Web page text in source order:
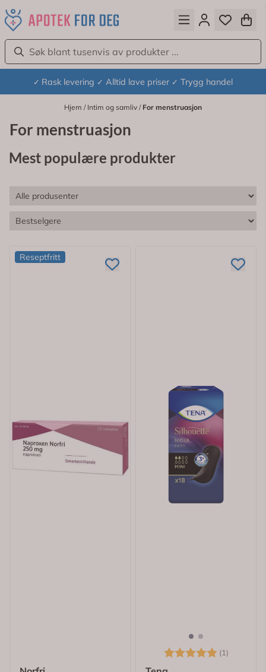
Hopp til innhold
✓ Rask levering ✓ Alltid lave priser ✓ Trygg handel
Hjem / Intim og samliv / For menstruasjon
For menstruasjon
Mest populære produkter
Reseptfritt
Karakter: (1)